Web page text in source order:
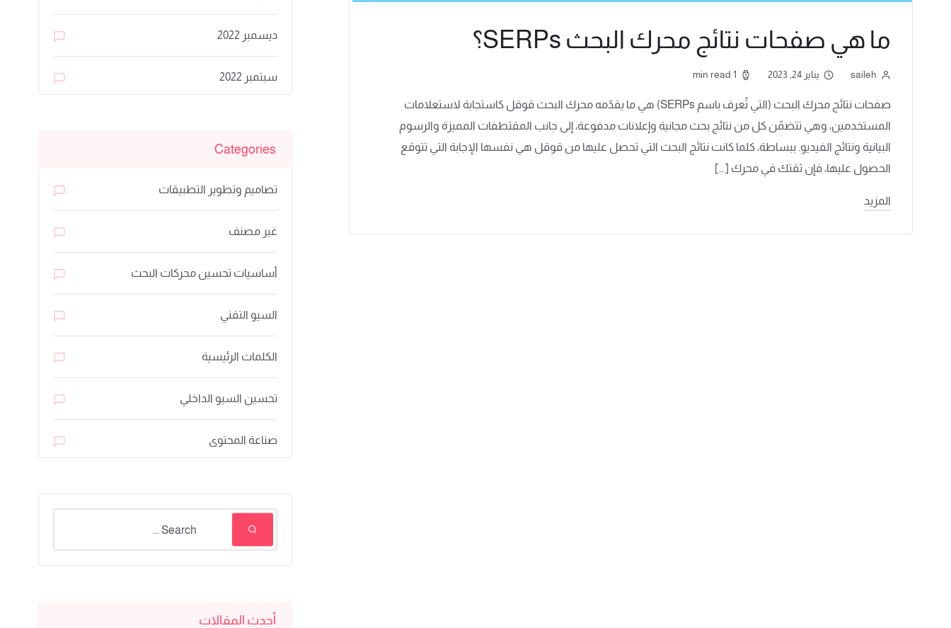
ما هي صفحات نتائج محرك البحث SERPs؟
saileh يناير 24, 2023 1 min read
صفحات نتائج محرك البحث (التي تُعرف باسم SERPs) هي ما يقدّمه محرك البحث قوقل كاستجابة لاستعلامات
المستخدمين، وهي تتضمّن كل من نتائج بحث مجانية وإعلانات مدفوعة، إلى جانب المقتطفات المميزة والرسوم
البيانية ونتائج الفيديو. ببساطة، كلما كانت نتائج البحث التي تحصل عليها من قوقل هي نفسها الإجابة التي تتوقع
الحصول عليها، فإن ثقتك في محرك […]
المزيد
ديسمبر 2022
سبتمبر 2022
Categories
تصاميم وتطوير التطبيقات
غير مصنف
أساسيات تحسين محركات البحث
السيو التقني
الكلمات الرئيسية
تحسين السيو الداخلي
صناعة المحتوى
أحدث المقالات